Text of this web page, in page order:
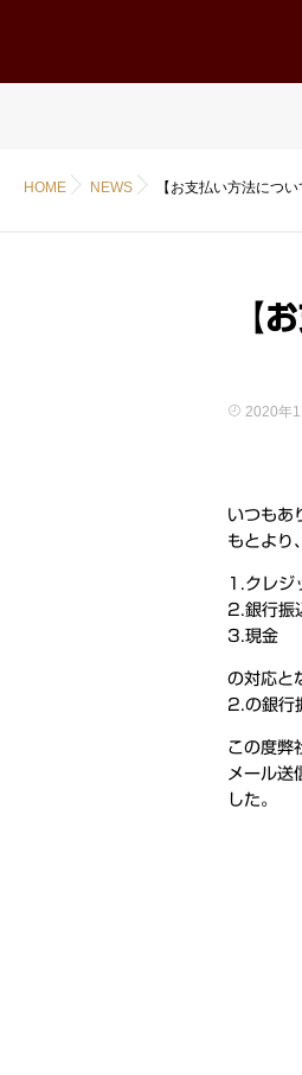
HOME NEWS 【お支払い方法につ
【
2020年
いつもあ
もとより
1.クレ
2.銀行振
3.現金
の対応と
2.の銀行
この度弊
メール送
した。